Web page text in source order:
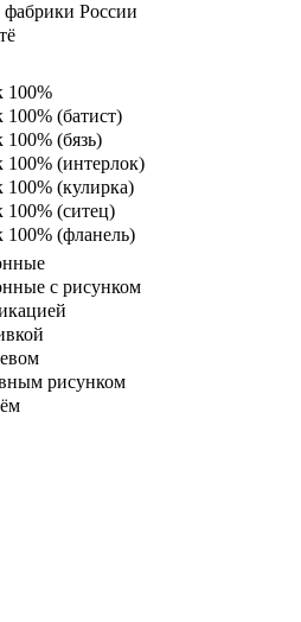
фабрики России
100%
(батист)
(бязь)
100% (интерлок)
100% (кулирка)
100% (ситец)
100% (фланель)
с рисунком
рисунком